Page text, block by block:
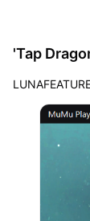
'Tap